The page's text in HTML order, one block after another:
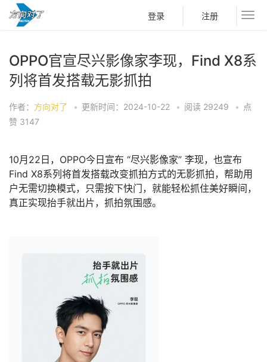
登录 注册
OPPO官宣尽兴影像家李现，Find X8系
列将首发搭载无影抓拍
作者： 方向对了 • 更新时间：2024-10-22 • 阅读 29249 • 点
赞 3147
10月22日，OPPO今日宣布 “尽兴影像家” 李现，也宣布
Find X8系列将首发搭载改变抓拍方式的无影抓拍，帮助用
户无需切换模式，只需按下快门，就能轻松抓住美好瞬间，
真正实现抬手就出片，抓拍氛围感。